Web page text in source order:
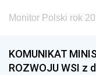
Monitor Polski rok
KOMUNIKAT
ROZWOJU WSI z